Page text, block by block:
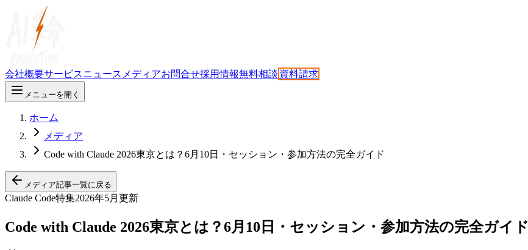
会社概要サービスニュース メディアお問合せ採用情報無料相談 資料請求
メニューを開く
ホーム
メディア
Code with Claude 2026東京とは？6月10日・セッション・参加方法の完全ガイド
メディア記事一覧に戻る
Claude Code特集2026年5月更新
Code with Claude 2026東京とは？6月10日・セッション・参加方法の完全ガイド